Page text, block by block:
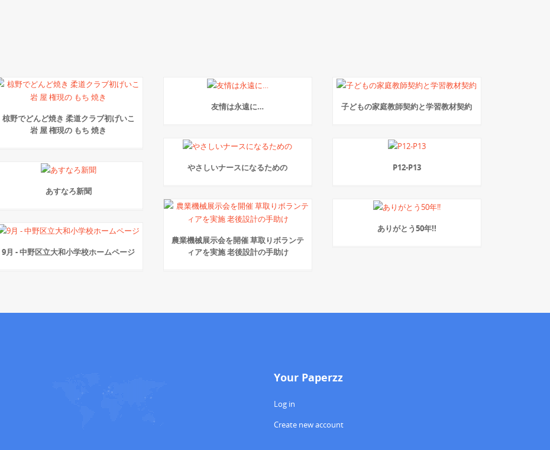
椋野でどんど焼き 柔道クラブ初げいこ
岩 屋 権現の もち 焼き
友情は永遠に… 子どもの家庭教師契約と学習教材契約
やさしいナースになるための P12-P13
あすなろ新聞
農業機械展示会を開催 草取りボランテ
ィアを実施 老後設計の手助け
ありがとう50年!!
9月 - 中野区立大和小学校ホームページ
Your Paperzz
Log in
Create new account